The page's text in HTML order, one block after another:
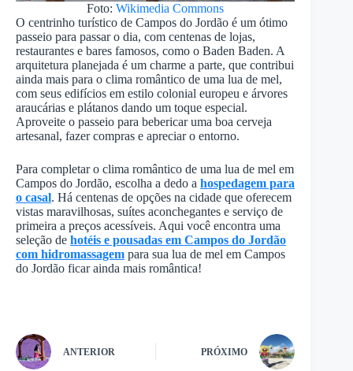
Foto:Wikimedia Commons
O centrinho turístico de Campos do Jordão é um ótimo
passeio para passar o dia, com centenas de lojas,
restaurantes e bares famosos, como o Baden Baden. A
arquitetura planejada é um charme a parte, que contribui
ainda mais para o clima romântico de uma lua de mel,
com seus edifícios em estilo colonial europeu e árvores
araucárias e plátanos dando um toque especial.
Aproveite o passeio para bebericar uma boa cerveja
artesanal, fazer compras e apreciar o entorno.
Para completar o clima romântico de uma lua de mel em
Campos do Jordão, escolha a dedo a hospedagem para
o casal. Há centenas de opções na cidade que oferecem
vistas maravilhosas, suítes aconchegantes e serviço de
primeira a preços acessíveis. Aqui você encontra uma
seleção de hotéis e pousadas em Campos do Jordão
com hidromassagem para sua lua de mel em Campos
do Jordão ficar ainda mais romântica!
ANTERIOR PRÓXIMO